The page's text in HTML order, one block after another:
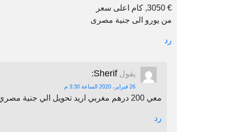
€ 3050, كام اعلى سعر
من يورو الى جنية مصرى
رد
يقول Sherif
:
26 فبراير، 2020 الساعة 3:30 م
معي 200 درهم مغربي اريد تحويل الي جنية مصري اين يمكنني أن احول
رد